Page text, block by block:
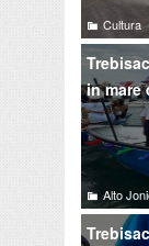
Cultura
in mare
Alto